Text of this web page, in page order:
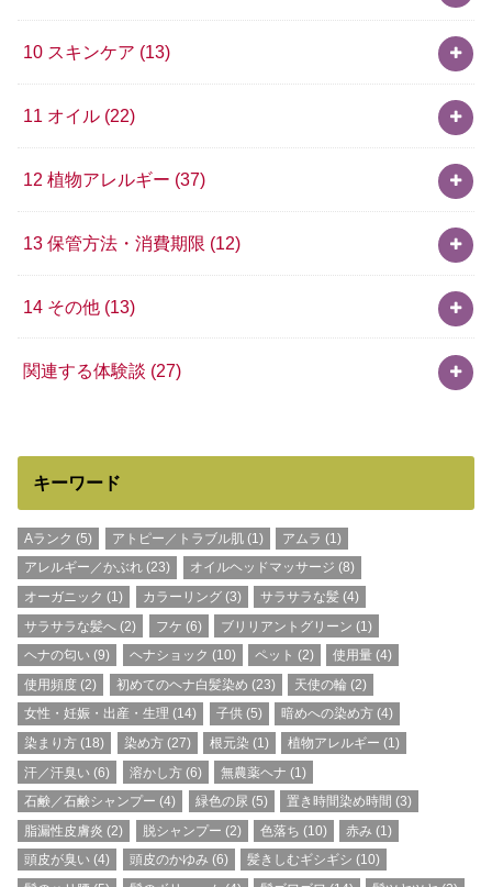
10 スキンケア (13)
11 オイル (22)
12 植物アレルギー (37)
13 保管方法・消費期限 (12)
14 その他 (13)
関連する体験談 (27)
キーワード
Aランク (5) アトピー／トラブル肌(1) アムラ (1)
アレルギー／かぶれ (23) オイルヘッドマッサージ (8)
オーガニック (1) カラーリング(3) サラサラな髪(4)
サラサラな髪へ (2) フケ (6) ブリリアントグリーン (1)
ヘナの匂い (9) ヘナショック (10) ペット (2) 使用量 (4)
使用頻度 (2) 初めてのヘナ白髪染め (23) 天使の輪 (2)
女性・妊娠・出産・生理 (14) 子供(5) 暗めへの染め方(4)
染まり方 (18) 染め方(27) 根元染 (1) 植物アレルギー (1)
汗／汗臭い (6) 溶かし方(6) 無農薬ヘナ (1)
石鹸／石鹸シャンプー (4) 緑色の尿 (5) 置き時間染め時間 (3)
脂漏性皮膚炎 (2) 脱シャンプー (2) 色落ち (10) 赤み (1)
頭皮が臭い (4) 頭皮のかゆみ (6) 髪きしむギシギシ (10)